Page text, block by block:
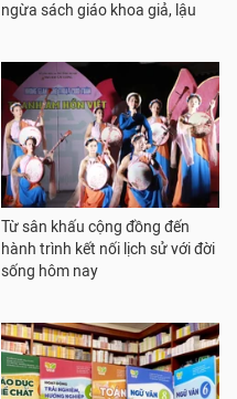
ngừa sách giáo khoa giả, lậu
Từ sân khấu cộng đồng đến
hành trình kết nối lịch sử với đời
sống hôm nay